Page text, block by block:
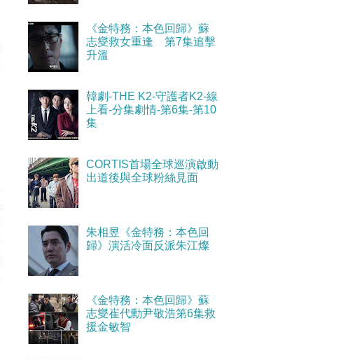
《金特務：本色回歸》蘇
志燮救女重逢 第7集追擊
升溫
韓劇-THE K2-守護者K2-線
上看-分集劇情-第6集-第10
集
CORTIS首場全球巡演啟動
出道後與全球粉絲見面
朱相昱《金特務：本色回
歸》演活冷面反派朱江燦
《金特務：本色回歸》蘇
志燮崔代勳尹敬浩第6集救
援金敏智